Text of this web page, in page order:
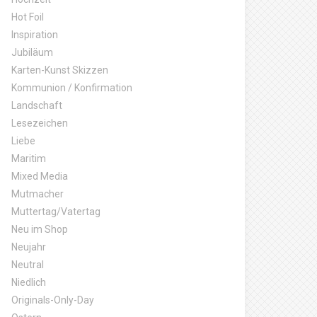
Hot Foil
Inspiration
Jubiläum
Karten-Kunst Skizzen
Kommunion / Konfirmation
Landschaft
Lesezeichen
Liebe
Maritim
Mixed Media
Mutmacher
Muttertag/Vatertag
Neu im Shop
Neujahr
Neutral
Niedlich
Originals-Only-Day